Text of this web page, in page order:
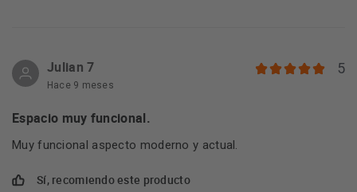
Julian 7
Hace 9 meses
5
Espacio muy funcional.
Muy funcional aspecto moderno y actual.
Sí, recomiendo este producto